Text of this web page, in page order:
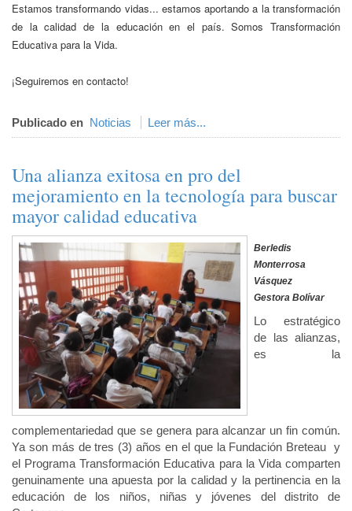
Estamos transformando vidas... estamos aportando a la transformación
de la calidad de la educación en el país. Somos Transformación
Educativa para la Vida.
¡Seguiremos en contacto!
Publicado en Noticias Leer más...
Una alianza exitosa en pro del
mejoramiento en la tecnología para buscar
mayor calidad educativa
Berledis
Monterrosa
Vásquez
Gestora Bolívar
Lo estratégico
de las alianzas,
es la
complementariedad que se genera para alcanzar un fin común.
Ya son más de tres (3) años en el que la Fundación Breteau y
el Programa Transformación Educativa para la Vida comparten
genuinamente una apuesta por la calidad y la pertinencia en la
educación de los niños, niñas y jóvenes del distrito de